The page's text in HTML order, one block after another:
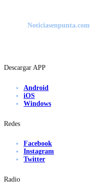
Noticiasenpunta.com
Descargar APP
Android
iOS
Windows
Redes
Facebook
Instagram
Twitter
Radio